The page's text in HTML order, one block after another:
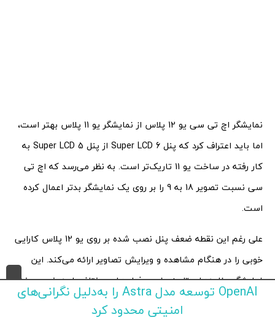
نمایشگر اچ تی سی یو 12 پلاس از نمایشگر یو 11 پلاس بهتر است،
اما باید اعتراف کرد که پنل Super LCD 6 از پنل Super LCD 5 به
کار رفته در ساخت یو 11 تاریک‌تر است. به نظر می‌رسد که اچ تی
سی نسبت تصویر 18 به 9 را بر روی یک نمایشگر بدتر اعمال کرده
است.
علی رغم این نقطه ضعف پنل نصب شده بر روی یو 12 پلاس کارایی
خوبی را در هنگام مشاهده و ویرایش تصاویر ارائه می‌کند. این
نمایشگر برنامه‌های تلویزیونی و فیلم‌های مختلف را به خوبی پخش
OpenAI توسعه مدل Astra را به‌دلیل نگرانی‌های
امنیتی محدود کرد